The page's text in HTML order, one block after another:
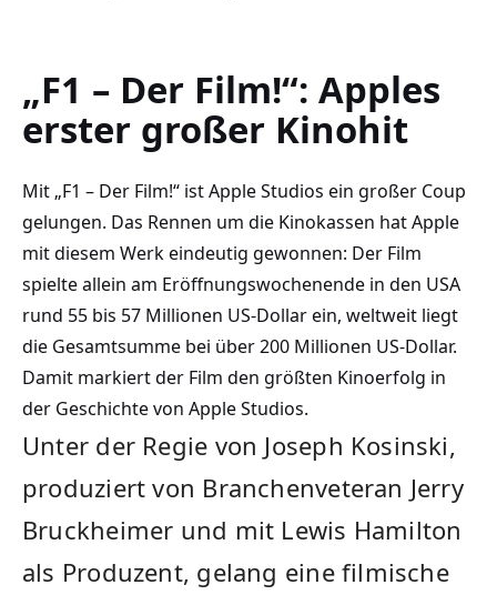
„F1 – Der Film!“: Apples
erster großer Kinohit
Mit „F1 – Der Film!“ ist Apple Studios ein großer Coup
gelungen. Das Rennen um die Kinokassen hat Apple
mit diesem Werk eindeutig gewonnen: Der Film
spielte allein am Eröffnungswochenende in den USA
rund 55 bis 57 Millionen US-Dollar ein, weltweit liegt
die Gesamtsumme bei über 200 Millionen US-Dollar.
Damit markiert der Film den größten Kinoerfolg in
der Geschichte von Apple Studios.
Unter der Regie von Joseph Kosinski,
produziert von Branchenveteran Jerry
Bruckheimer und mit Lewis Hamilton
als Produzent, gelang eine filmische